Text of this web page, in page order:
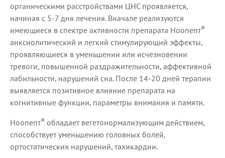
органическими расстройствами ЦНС проявляется,
начиная с 5-7 дня лечения. Вначале реализуются
имеющиеся в спектре активности препарата Ноопепт®
анксиолитический и легкий стимулирующий эффекты,
проявляющиеся в уменьшении или исчезновении
тревоги, повышенной раздражительности, аффективной
лабильности, нарушений сна. После 14-20 дней терапии
выявляется позитивное влияние препарата на
когнитивные функции, параметры внимания и памяти.
Ноопепт® обладает вегетонормализующим действием,
способствует уменьшению головных болей,
ортостатических нарушений, тахикардии.